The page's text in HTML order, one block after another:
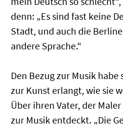
denn: „Es sind fast keine
Stadt, und auch die
andere Sprache.“
Den Bezug zur Musik habe
zur Kunst erlangt, wie sie
Über ihren Vater, der
zur Musik entdeckt. „Die